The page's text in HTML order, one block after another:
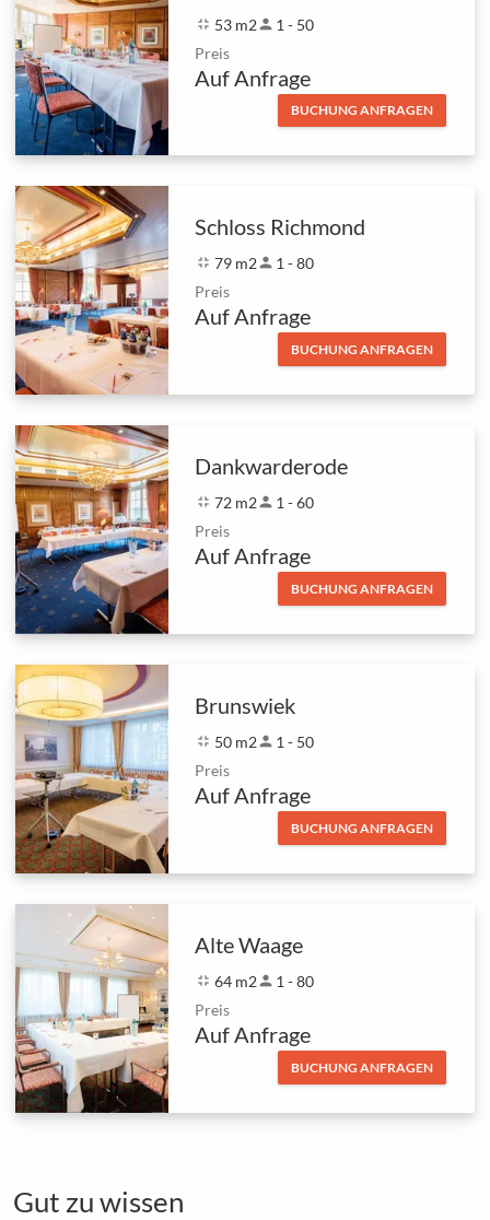
fullscreen_exit 53 m2person 1 - 50
Preis
Auf Anfrage
BUCHUNG ANFRAGEN
Schloss Richmond
fullscreen_exit 79 m2person 1 - 80
Preis
Auf Anfrage
BUCHUNG ANFRAGEN
Dankwarderode
fullscreen_exit 72 m2person 1 - 60
Preis
Auf Anfrage
BUCHUNG ANFRAGEN
Brunswiek
fullscreen_exit 50 m2person 1 - 50
Preis
Auf Anfrage
BUCHUNG ANFRAGEN
Alte Waage
fullscreen_exit 64 m2person 1 - 80
Preis
Auf Anfrage
BUCHUNG ANFRAGEN
Gut zu wissen